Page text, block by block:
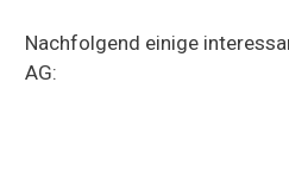
Nachfolgend einige
AG: